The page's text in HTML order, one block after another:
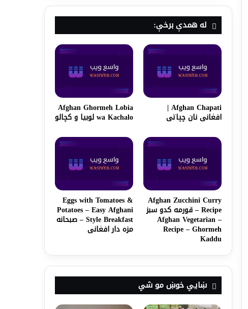
له همدې برخې:
Afghan Chapati |
افغانی نان چپاتی
Afghan Ghormeh Lobia
wa Kachalo لوبیا و کچالو
Afghan Zucchini Curry
Recipe – قورمه کدو سبز
– Afghan Vegetarian
Recipe – Ghormeh
Kaddu
Eggs with Tomatoes &
Potatoes – Easy Afghani
Style Breakfast – صبحانه
مزه دار افغانی
ښايي خوښ مو شي